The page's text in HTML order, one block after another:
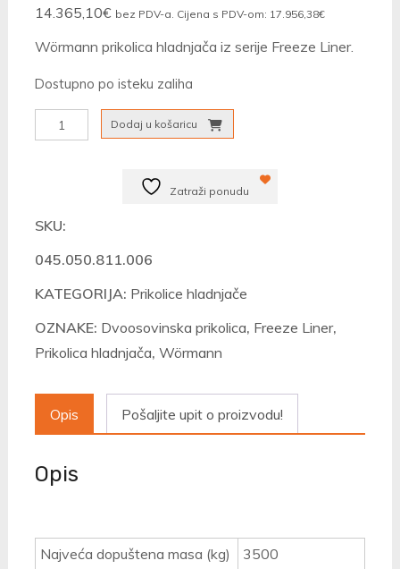
14.365,10€ bez PDV-a. Cijena s PDV-om: 17.956,38€
Wörmann prikolica hladnjača iz serije Freeze Liner.
Dostupno po isteku zaliha
Autoprikolica
Wörmann
3530/165
Dodaj u košaricu
Zatraži ponudu
SKU:
045.050.811.006
KATEGORIJA: Prikolice hladnjače
OZNAKE: Dvoosovinska prikolica, Freeze Liner,
Prikolica hladnjača, Wörmann
Opis Pošaljite upit o proizvodu!
Opis
Najveća dopuštena masa (kg)
3500